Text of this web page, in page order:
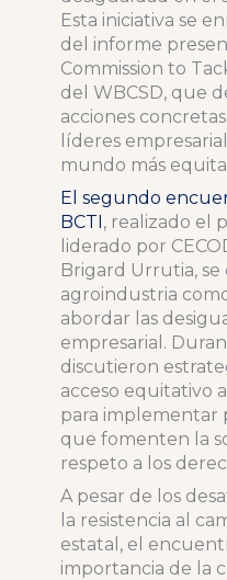
Esta iniciativa se
del informe
Commission to
del WBCSD, que
acciones
líderes
mundo más
El segundo
BCTI, realizado el
liderado por
Brigard Urrutia,
agroindustria
abordar las
empresarial.
discutieron
acceso equitativo
para implementar
que fomenten la
respeto a los
A pesar de los
la resistencia al
estatal, el
importancia de la